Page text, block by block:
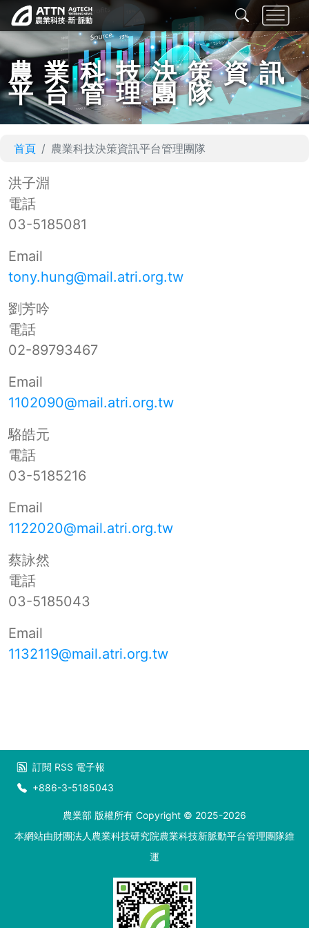
農業科技決策資訊
平台管理團隊
首頁 農業科技決策資訊平台管理團隊
洪子淵
電話
03-5185081
Email
tony.hung@mail.atri.org.tw
劉芳吟
電話
02-89793467
Email
1102090@mail.atri.org.tw
駱皓元
電話
03-5185216
Email
1122020@mail.atri.org.tw
蔡詠然
電話
03-5185043
Email
1132119@mail.atri.org.tw
訂閱 RSS 電子報
+886-3-5185043
農業部 版權所有 Copyright © 2025-2026
本網站由財團法人農業科技研究院農業科技新脈動平台管理團隊維
運